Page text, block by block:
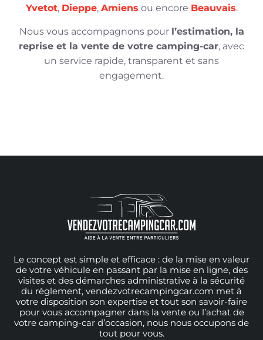
Yvetot, Dieppe, Amiens ou encore Beauvais.
Nous vous accompagnons pour l’estimation, la
reprise et la vente de votre camping-car, avec
un service rapide, transparent et sans
engagement.
Le concept est simple et efficace : de la mise en valeur
de votre véhicule en passant par la mise en ligne, des
visites et des démarches administrative à la sécurité
du règlement, vendezvotrecampingcar.com met à
votre disposition son expertise et tout son savoir-faire
pour vous accompagner dans la vente ou l’achat de
votre camping-car d’occasion, nous nous occupons de
tout pour vous.